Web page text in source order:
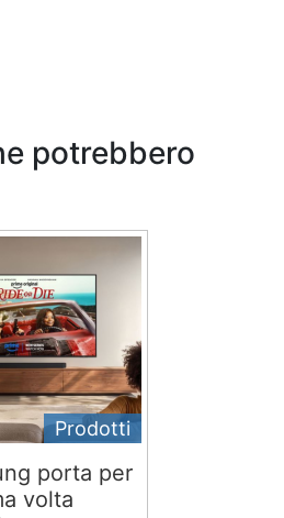
potrebbero
Prodotti
porta per
volta